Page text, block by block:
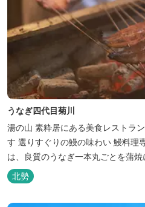
うなぎ四代目菊川
湯の山 素粋居にある美食レストラン 良い水と良い炭の力で引き出
す 選りすぐりの鰻の味わい 鰻料理専門店「うなぎ 四代目菊川」
は、良質のうなぎ一本丸ごとを蒲
ます。大きさも太さも極上の鰻を厳
も身質がフワッとやわらかい、贅
毎日捌き、良質の炭で焼き立てを
北勢